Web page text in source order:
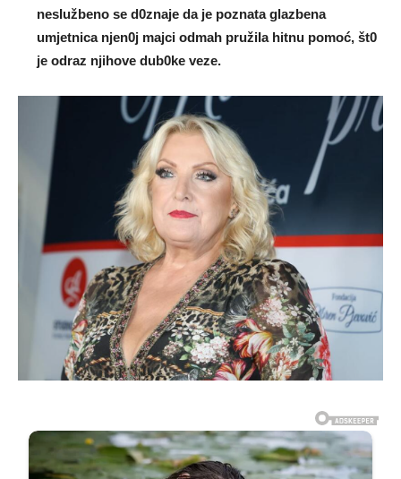
nesIužbeno se d0znaje da je poznata glazbena
umjetnica njen0j majci odmah pružiIa hitnu pomoć, št0
je odraz njihove dub0ke veze.